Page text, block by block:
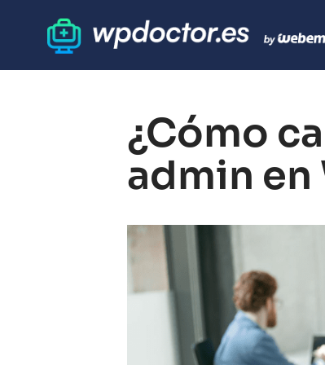
¿Cómo
admin en